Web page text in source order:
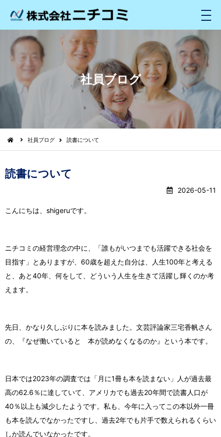
メ
ニ
ュ
社員ブログ
社員ブログ 読書について
読書について
2026-05-11
こんにちは、shigeruです。
ニチコミの経営理念の中に、「誰もがいつまでも活躍できる社会を
目指す」とありますが、60歳を超えた自分は、人生100年と考える
と、あと40年、何をして、どういう人生を生きて活躍し輝くのか考
えます。
先日、かなり久しぶりに本を読みました。文芸評論家三宅香帆さん
の、『なぜ働いていると 本が読めなくなるのか』という本です。
日本では2023年の調査では「月に1冊も本を読まない」人が過去最
高の62.6％に達していて、アメリカでも過去20年間で読書人口が
40％以上も減少したようです。私も、今年に入ってこの本以外一冊
も本を読んでなかったですし、過去2年でも片手で数えられるくらい
しか読んでいなかったです。